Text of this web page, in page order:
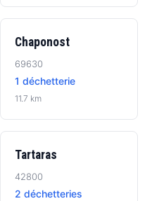
Chaponost
69630
1 déchetterie
11.7 km
Tartaras
42800
2 déchetteries